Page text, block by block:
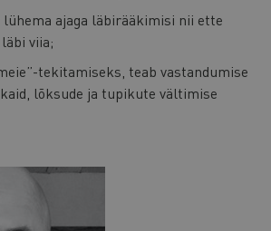
ajaga läbirääkimisi nii ette
viia;
tekitamiseks, teab vastandumise
lõksude ja tupikute vältimise